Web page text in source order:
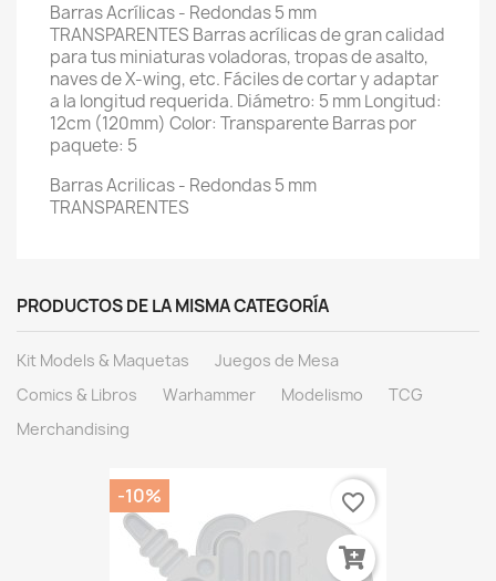
Barras Acrílicas - Redondas 5 mm
TRANSPARENTES Barras acrílicas de gran calidad
para tus miniaturas voladoras, tropas de asalto,
naves de X-wing, etc. Fáciles de cortar y adaptar
a la longitud requerida. Diámetro: 5 mm Longitud:
12cm (120mm) Color: Transparente Barras por
paquete: 5
Barras Acrilicas - Redondas 5 mm
TRANSPARENTES
PRODUCTOS DE LA MISMA CATEGORÍA
Kit Models & Maquetas
Juegos de Mesa
Comics & Libros
Warhammer Modelismo
TCG
Merchandising
-10% favorite_border